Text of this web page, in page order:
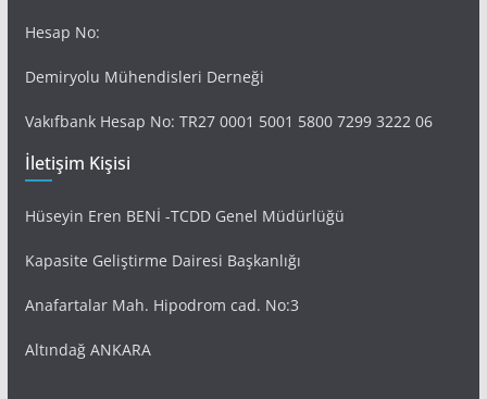
Hesap No:
Demiryolu Mühendisleri Derneği
Vakıfbank Hesap No: TR27 0001 5001 5800 7299 3222 06
İletişim Kişisi
Hüseyin Eren BENİ -TCDD Genel Müdürlüğü
Kapasite Geliştirme Dairesi Başkanlığı
Anafartalar Mah. Hipodrom cad. No:3
Altındağ ANKARA